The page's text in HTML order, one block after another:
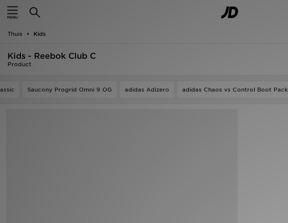
Thuis Kids
Kids - Reebok Club C
Product
Saucony Progrid Omni 9 OG adidas Adizero adidas Chaos vs Control Boot Pack
New In
Dames